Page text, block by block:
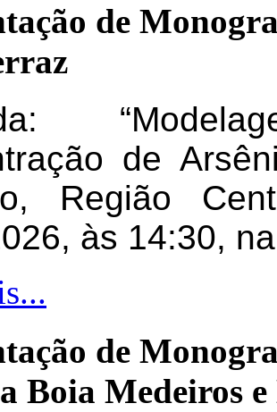
de
de
Região
às 14:30,
de
Boia Medeiros